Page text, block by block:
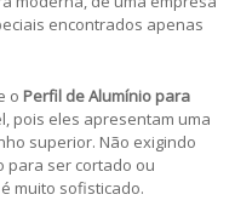
encontrados apenas
o Perfil de Alumínio para
pois eles apresentam uma
superior. Não exigindo
para ser cortado ou
é muito sofisticado.